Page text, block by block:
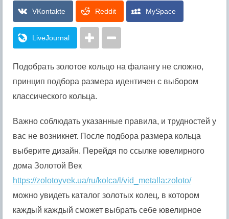
VKontakte Reddit MySpace
LiveJournal
Подобрать золотое кольцо на фалангу не сложно,
принцип подбора размера идентичен с выбором
классического кольца.
Важно соблюдать указанные правила, и трудностей у
вас не возникнет. После подбора размера кольца
выберите дизайн. Перейдя по ссылке ювелирного
дома Золотой Век
https://zolotoyvek.ua/ru/kolca/l/vid_metalla:zoloto/
можно увидеть каталог золотых колец, в котором
каждый каждый сможет выбрать себе ювелирное